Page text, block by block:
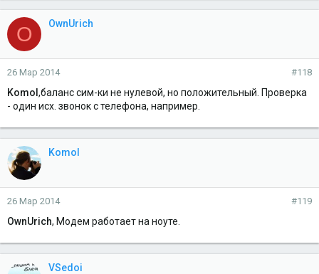
O OwnUrich
26 Мар 2014 #118
Komol ,баланс сим-ки не нулевой, но положительный. Проверка
- один исх. звонок с телефона, например.
Komol
26 Мар 2014 #119
OwnUrich, Модем работает на ноуте.
VSedoi